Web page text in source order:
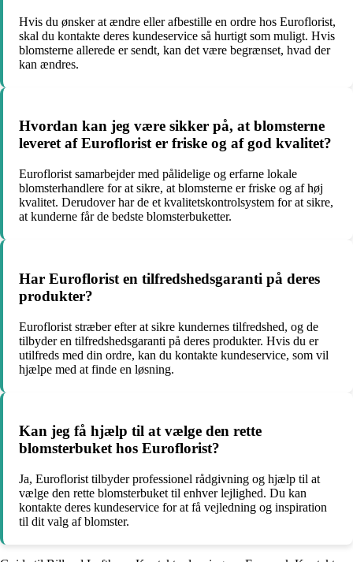
Hvis du ønsker at ændre eller afbestille en ordre hos Euroflorist,
skal du kontakte deres kundeservice så hurtigt som muligt. Hvis
blomsterne allerede er sendt, kan det være begrænset, hvad der
kan ændres.
Hvordan kan jeg være sikker på, at blomsterne
leveret af Euroflorist er friske og af god kvalitet?
Euroflorist samarbejder med pålidelige og erfarne lokale
blomsterhandlere for at sikre, at blomsterne er friske og af høj
kvalitet. Derudover har de et kvalitetskontrolsystem for at sikre,
at kunderne får de bedste blomsterbuketter.
Har Euroflorist en tilfredshedsgaranti på deres
produkter?
Euroflorist stræber efter at sikre kundernes tilfredshed, og de
tilbyder en tilfredshedsgaranti på deres produkter. Hvis du er
utilfreds med din ordre, kan du kontakte kundeservice, som vil
hjælpe med at finde en løsning.
Kan jeg få hjælp til at vælge den rette
blomsterbuket hos Euroflorist?
Ja, Euroflorist tilbyder professionel rådgivning og hjælp til at
vælge den rette blomsterbuket til enhver lejlighed. Du kan
kontakte deres kundeservice for at få vejledning og inspiration
til dit valg af blomster.